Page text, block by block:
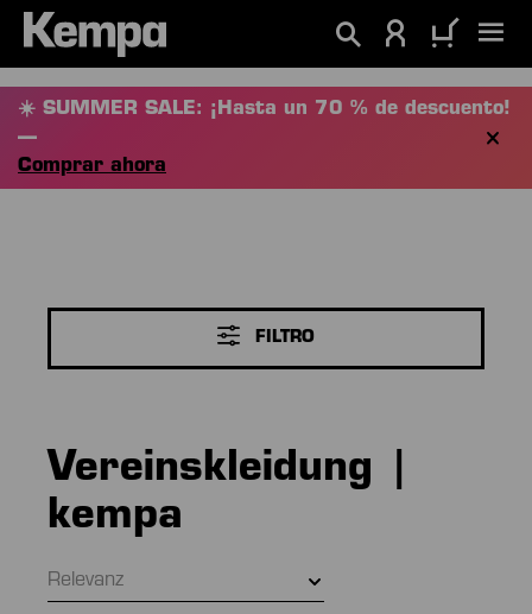
principal
☀️ SUMMER SALE: ¡Hasta un 70 % de descuento!
—
Comprar ahora
FILTRO
Vereinskleidung |
kempa
Relevanz